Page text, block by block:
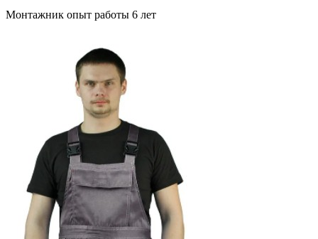
Монтажник опыт работы 6 лет